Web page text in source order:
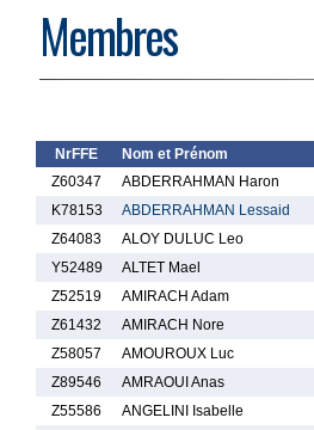
Membres
NrFFE Nom et Prénom
Z60347
ABDERRAHMAN Haron
K78153
ABDERRAHMAN Lessaid
Z64083
ALOY DULUC Leo
Y52489
ALTET Mael
Z52519
AMIRACH Adam
Z61432
AMIRACH Nore
Z58057
AMOUROUX Luc
Z89546
AMRAOUI Anas
Z55586
ANGELINI Isabelle